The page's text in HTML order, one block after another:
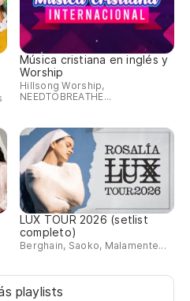
Música cristiana en inglés y
Worship
Hillsong Worship,
NEEDTOBREATHE...
LUX TOUR 2026 (setlist
completo)
Berghain, Saoko, Malamente...
playlists